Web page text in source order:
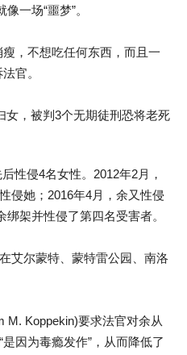
一场“噩梦”。
，不想吃任何东西，而且一
官。
性侵4名女性。2012年2月，
侵她；2016年4月，余又性侵
架并性侵了第四名受害者。
艾尔蒙特、蒙特雷公园、南洛
M. Koppekin)要求法官对余从
因为毒瘾发作”，从而降低了